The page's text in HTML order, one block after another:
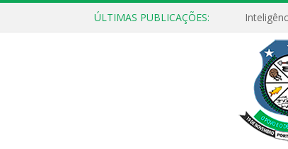
ÚLTIMAS PUBLICAÇÕES: